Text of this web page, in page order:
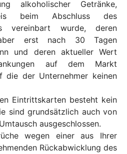
alkoholischer Getränke,
beim Abschluss des
vereinbart wurde, deren
erst nach 30 Tagen
und deren aktueller Wert
auf dem Markt
die der Unternehmer keinen
Eintrittskarten besteht kein
sind grundsätzlich auch von
ausgeschlossen.
wegen einer aus Ihrer
Rückabwicklung des